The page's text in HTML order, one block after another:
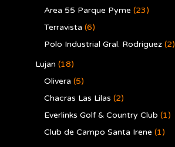
Area 55 Parque Pyme (23)
Terravista (6)
Polo Industrial Gral. Rodriguez (2)
Lujan (18)
Olivera (5)
Chacras Las Lilas (2)
Everlinks Golf & Country Club (1)
Club de Campo Santa Irene (1)